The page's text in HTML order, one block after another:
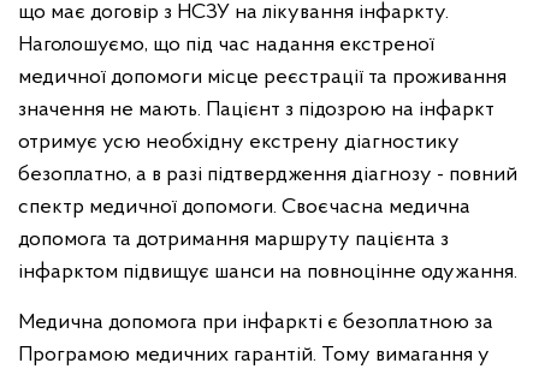
що має договір з НСЗУ на лікування інфаркту.
Наголошуємо, що під час надання екстреної
медичної допомоги місце реєстрації та проживання
значення не мають. Пацієнт з підозрою на інфаркт
отримує усю необхідну екстрену діагностику
безоплатно, а в разі підтвердження діагнозу - повний
спектр медичної допомоги. Своєчасна медична
допомога та дотримання маршруту пацієнта з
інфарктом підвищує шанси на повноцінне одужання.
Медична допомога при інфаркті є безоплатною за
Програмою медичних гарантій. Тому вимагання у